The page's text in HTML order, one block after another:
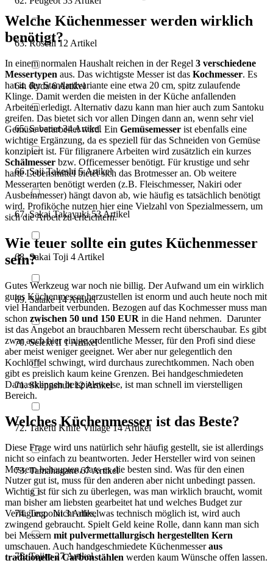
Roselli 12 Artikel
Ryda 6Artikel
Sabatier 34Artikel
Saji Takeshi 5Artikel
Sakai Takayuki 53Artikel
Sakai Toji 4 Artikel
Satake 14Artikel
Selekt II 1Artikel
Skeppshult 12Artikel
Takefu Knife Village 14Artikel
Tamahagane 67Artikel
Tecpoint 3Artikel
Tojiro 27Artikel
Welche Küchenmesser werden wirklich
benötigt?
In einem normalen Haushalt reichen in der Regel 3 verschiedene
Messertypen aus. Das wichtigste Messer ist das Kochmesser. Es
hat in der Standardvariante eine etwa 20 cm, spitz zulaufende
Klinge. Damit werden die meisten in der Küche anfallenden
Arbeiten erledigt. Alternativ dazu kann man hier auch zum Santoku
greifen. Das bietet sich vor allen Dingen dann an, wenn sehr viel
Gemüse verarbeitet wird. Ein Gemüsemesser ist ebenfalls eine
wichtige Ergänzung, da es speziell für das Schneiden von Gemüse
konzipiert ist. Für filigranere Arbeiten wird zusätzlich ein kurzes
Schälmesser bzw. Officemesser benötigt. Für krustige und sehr
harte Lebensmittel bietet sich das Brotmesser an. Ob weitere
Messerarten benötigt werden (z.B. Fleischmesser, Nakiri oder
Ausbeinmesser) hängt davon ab, wie häufig es tatsächlich benötigt
wird. Profiköche nutzen hier eine Vielzahl von Spezialmessern, um
sich die Arbeit zu erleichtern.
Wie teuer sollte ein gutes Küchenmesser
sein?
Gutes Werkzeug war noch nie billig. Der Aufwand um ein wirklich
gutes Küchenmesser herzustellen ist enorm und auch heute noch mit
viel Handarbeit verbunden. Bezogen auf das Kochmesser muss man
schon zwischen 50 und 150 EUR in die Hand nehmen. Darunter
ist das Angebot an brauchbaren Messern recht überschaubar. Es gibt
zwar auch hier einige ordentliche Messer, für den Profi sind diese
aber meist weniger geeignet. Wer aber nur gelegentlich den
Kochlöffel schwingt, wird durchaus zurechtkommen. Nach oben
gibt es preislich kaum keine Grenzen. Bei handgeschmiedeten
Damastklingen beispielsweise, ist man schnell im vierstelligen
Bereich.
Welches Küchenmesser ist das Beste?
Diese Frage wird uns natürlich sehr häufig gestellt, sie ist allerdings
nicht so einfach zu beantworten. Jeder Hersteller wird von seinen
Messern behaupten, dass es die besten sind. Was für den einen
Nutzer gut ist, muss für den anderen aber nicht unbedingt passen.
Wichtig ist für sich zu überlegen, was man wirklich braucht, womit
man bisher am liebsten gearbeitet hat und welches Budget zur
Verfügung. Nicht alles, was technisch möglich ist, wird auch
zwingend gebraucht. Spielt Geld keine Rolle, dann kann man sich
bei Messern mit pulvermettallurgisch hergestellten Kern
umschauen. Auch handgeschmiedete Küchenmesseraus
traditionellen Carbonstählen werden kaum Wünsche offen lassen.